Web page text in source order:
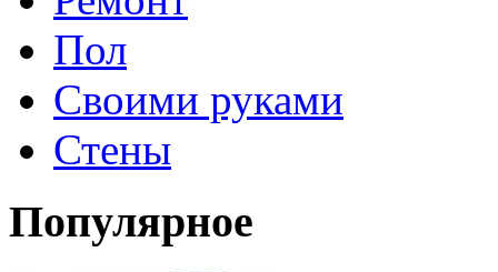
Пол
Своими руками
Стены
Популярное